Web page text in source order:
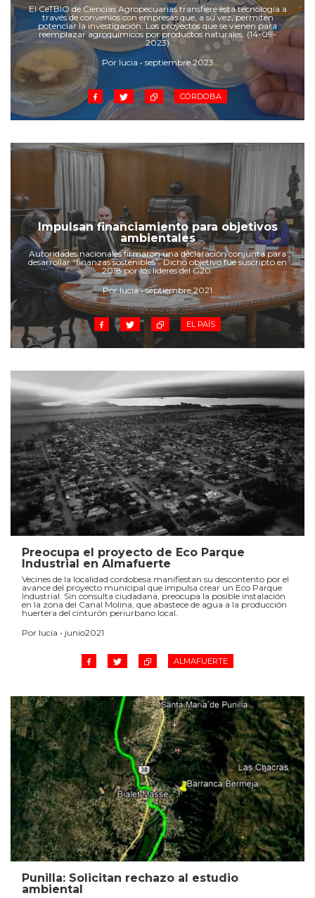
Cruz del Eje
Corredor de Ansenuza
La Carlota y zona
Laboulaye y sur
Río Tercero
Despeñaderos
El CeTBIO de Ciencias Agropecuarias transfiere esta tecnología a
través de convenios con empresas que, a su vez, permiten
potenciar la investigación. Los proyectos que se vienen para
reemplazar agroquímicos por productos naturales. (14-09-
2023)
Por lucia • septiembre 2023
CÓRDOBA
Impulsan financiamiento para objetivos
ambientales
Autoridades nacionales firmaron una declaración conjunta para
desarrollar “finanzas sostenibles”. Dicho objetivo fue suscripto en
2018 por los líderes del G20.
Por lucia • septiembre 2021
EL PAÍS
Preocupa el proyecto de Eco Parque
Industrial en Almafuerte
Vecines de la localidad cordobesa manifiestan su descontento por el
avance del proyecto municipal que impulsa crear un Eco Parque
Industrial. Sin consulta ciudadana, preocupa la posible instalación
en la zona del Canal Molina, que abastece de agua a la producción
huertera del cinturón periurbano local.
Por lucia • junio2021
ALMAFUERTE
Punilla: Solicitan rechazo al estudio
ambiental